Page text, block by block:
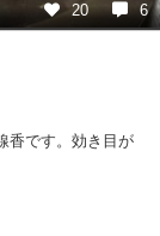
20 6
香です。効き目が